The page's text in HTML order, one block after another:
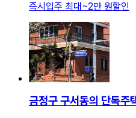
즉시입주 최대 ~2만 원할인
금정구 구서동의 단독주